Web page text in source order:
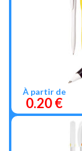
À partir de
0.20 €